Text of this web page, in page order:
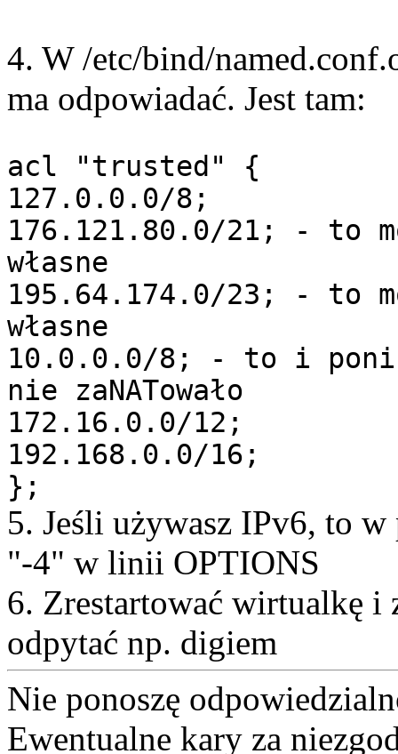
4. W /etc/bind/
ma odpowiadać. Jest tam:
acl "trusted" {
127.0.0.0/8;
176.121.80.0/21; - to
własne
195.64.174.0/23; - to
własne
10.0.0.0/8; - to i
nie zaNATowało
172.16.0.0/12;
192.168.0.0/16;
};
5. Jeśli używasz IPv6, to
"-4" w linii OPTIONS
6. Zrestartować wirtualkę i
odpytać np. digiem
Nie ponoszę
Ewentualne kary za